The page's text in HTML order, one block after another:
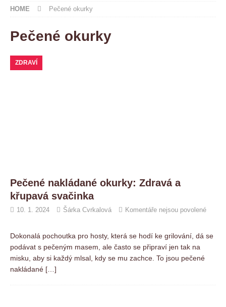
HOME Pečené okurky
Pečené okurky
ZDRAVÍ
Pečené nakládané okurky: Zdravá a
křupavá svačinka
10. 1. 2024 Šárka Cvrkalová Komentáře nejsou povolené
Dokonalá pochoutka pro hosty, která se hodí ke grilování, dá se
podávat s pečeným masem, ale často se připraví jen tak na
misku, aby si každý mlsal, kdy se mu zachce. To jsou pečené
nakládané […]